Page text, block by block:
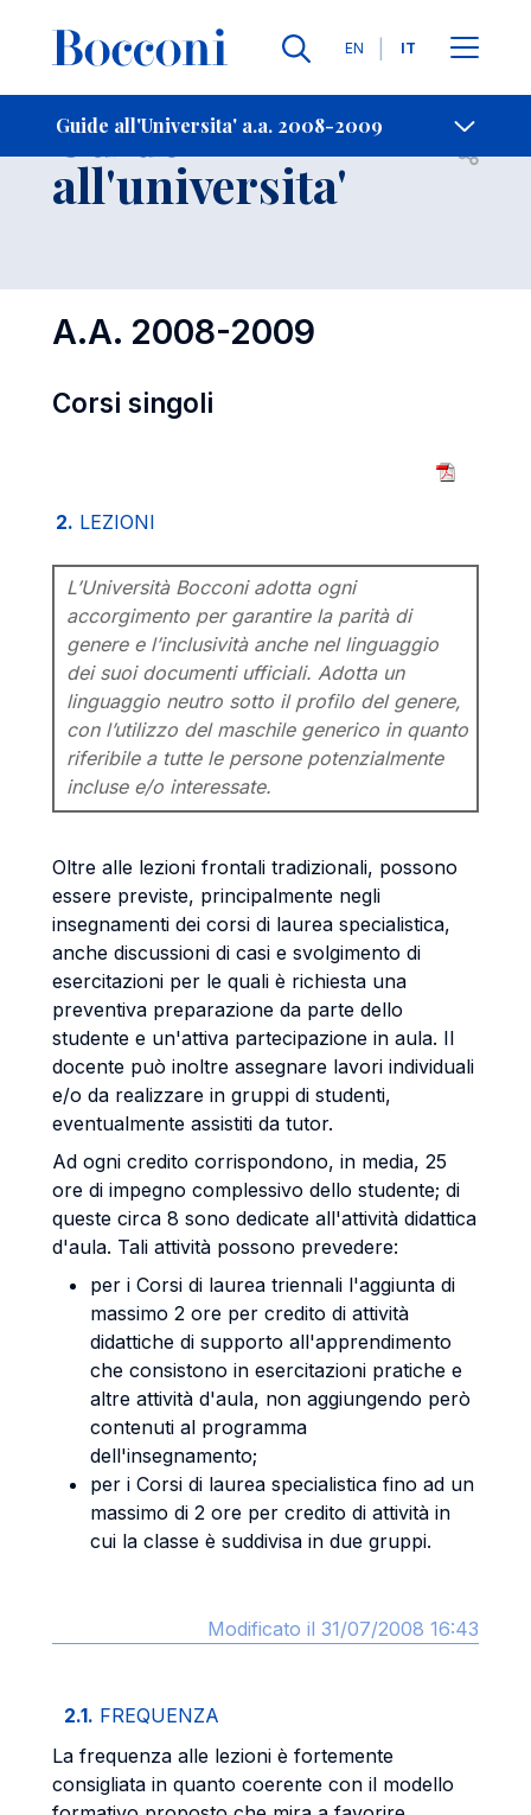
Lingue
EN IT
Guide all'Universita' a.a. 2008-2009
-
Guide
all'universita' Open
A.A. 2008-2009
Corsi singoli
2. LEZIONI
L’Università Bocconi adotta ogni
accorgimento per garantire la parità di
genere e l’inclusività anche nel linguaggio
dei suoi documenti ufficiali. Adotta un
linguaggio neutro sotto il profilo del genere,
con l’utilizzo del maschile generico in quanto
riferibile a tutte le persone potenzialmente
incluse e/o interessate.
Oltre alle lezioni frontali tradizionali, possono
essere previste, principalmente negli
insegnamenti dei corsi di laurea specialistica,
anche discussioni di casi e svolgimento di
esercitazioni per le quali è richiesta una
preventiva preparazione da parte dello
studente e un'attiva partecipazione in aula. Il
docente può inoltre assegnare lavori individuali
e/o da realizzare in gruppi di studenti,
eventualmente assistiti da tutor.
Ad ogni credito corrispondono, in media, 25
ore di impegno complessivo dello studente; di
queste circa 8 sono dedicate all'attività didattica
d'aula. Tali attività possono prevedere:
per i Corsi di laurea triennali l'aggiunta di
massimo 2 ore per credito di attività
didattiche di supporto all'apprendimento
che consistono in esercitazioni pratiche e
altre attività d'aula, non aggiungendo però
contenuti al programma
dell'insegnamento;
per i Corsi di laurea specialistica fino ad un
massimo di 2 ore per credito di attività in
cui la classe è suddivisa in due gruppi.
Modificato il 31/07/2008 16:43
2.1. FREQUENZA
La frequenza alle lezioni è fortemente
consigliata in quanto coerente con il modello